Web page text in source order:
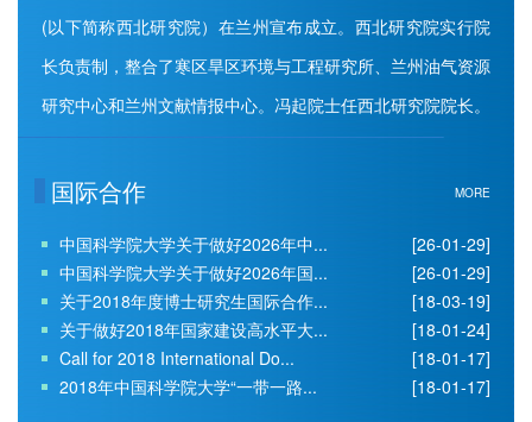
(以下简称西北研究院）在兰州宣布成立。西北研究院实行院
长负责制，整合了寒区旱区环境与工程研究所、兰州油气资源
研究中心和兰州文献情报中心。冯起院士任西北研究院院长。
国际合作 MORE
中国科学院大学关于做好2026年中...
[26-01-29]
中国科学院大学关于做好2026年国...
[26-01-29]
关于2018年度博士研究生国际合作...
[18-03-19]
关于做好2018年国家建设高水平大...
[18-01-24]
Call for 2018 International Do...
[18-01-17]
2018年中国科学院大学“一带一路...
[18-01-17]